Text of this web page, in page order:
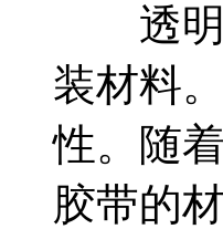
透明
装材料
性。随
胶带的